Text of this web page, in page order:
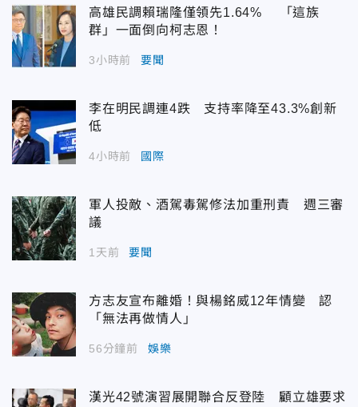
高雄民調賴瑞隆僅領先1.64% 「這族
群」一面倒向柯志恩！
3小時前 要聞
李在明民調連4跌 支持率降至43.3%創新
低
4小時前 國際
軍人投敵、酒駕毒駕修法加重刑責 週三審
議
1天前 要聞
方志友宣布離婚！與楊銘威12年情變 認
「無法再做情人」
56分鐘前 娛樂
漢光42號演習展開聯合反登陸 顧立雄要求